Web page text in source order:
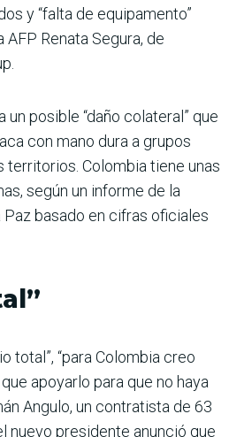
y “falta de equipamento”
Renata Segura, de
posible “daño colateral” que
con mano dura a grupos
territorios. Colombia tiene unas
según un informe de la
Paz basado en cifras oficiales
total”, “para Colombia creo
apoyarlo para que no haya
Angulo, un contratista de 63
nuevo presidente anunció que